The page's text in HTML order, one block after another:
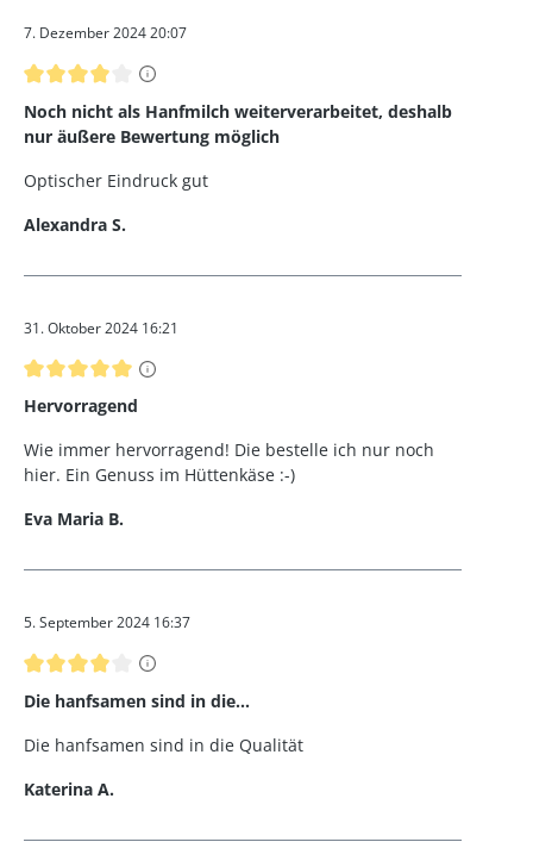
7. Dezember 2024 20:07
Bewertung mit 4 von 5 Sternen
Noch nicht als Hanfmilch weiterverarbeitet, deshalb
nur äußere Bewertung möglich
Optischer Eindruck gut
Alexandra S.
31. Oktober 2024 16:21
Bewertung mit 5 von 5 Sternen
Hervorragend
Wie immer hervorragend! Die bestelle ich nur noch
hier. Ein Genuss im Hüttenkäse :-)
Eva Maria B.
5. September 2024 16:37
Bewertung mit 4 von 5 Sternen
Die hanfsamen sind in die...
Die hanfsamen sind in die Qualität
Katerina A.